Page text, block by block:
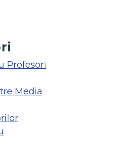
Profesori
Media